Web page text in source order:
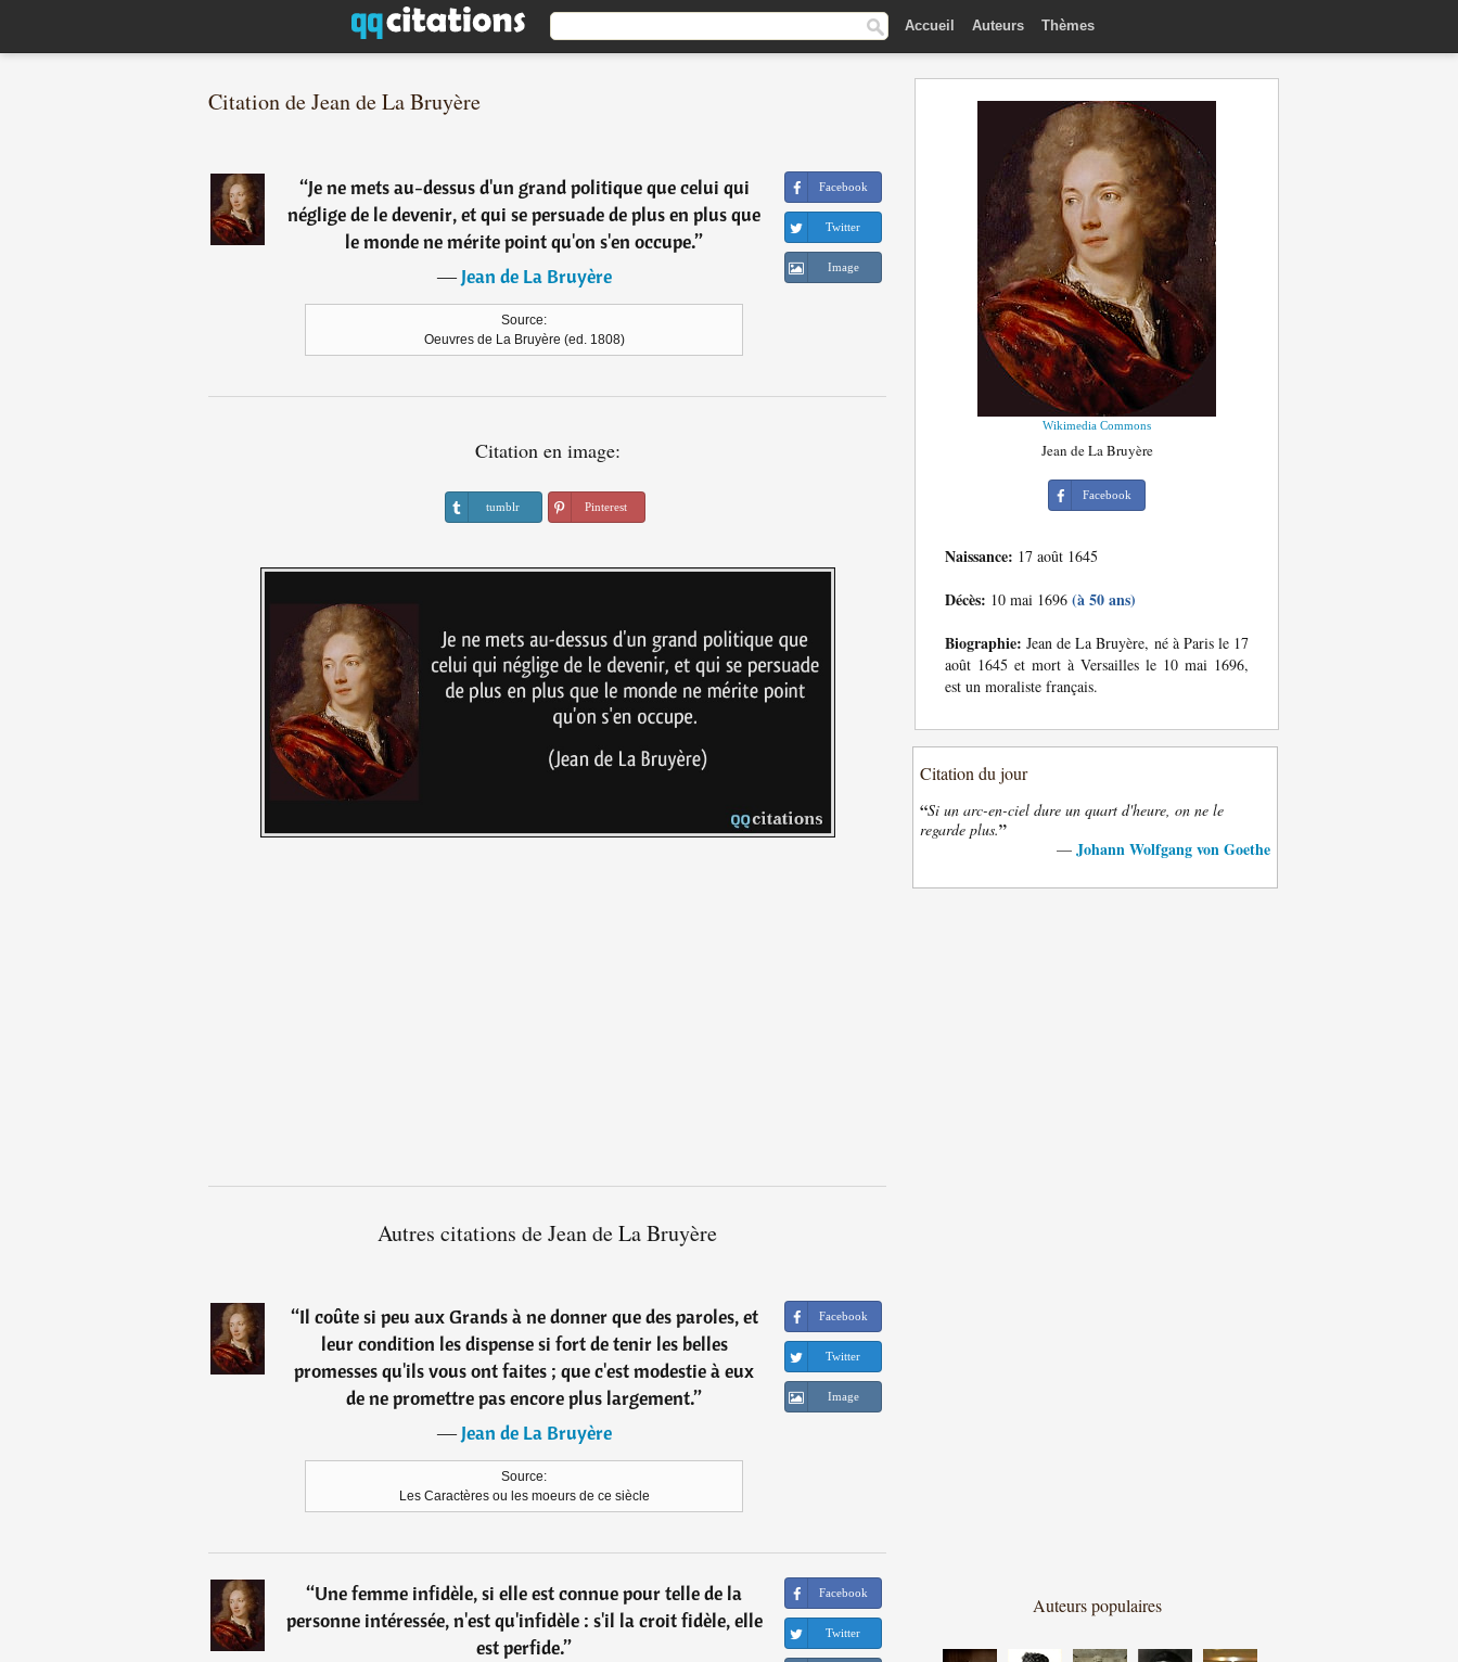
Accueil Auteurs Thèmes
Citation de Jean de La Bruyère
“Je ne mets au-dessus d'un grand politique que celui qui
néglige de le devenir, et qui se persuade de plus en plus que
le monde ne mérite point qu'on s'en occupe.”
―Jean de La Bruyère
Source:
Oeuvres de La Bruyère (ed. 1808)
Facebook
Twitter
Image
Citation en image:
tumblr Pinterest
Autres citations de Jean de La Bruyère
“Il coûte si peu aux Grands à ne donner que des paroles, et
leur condition les dispense si fort de tenir les belles
promesses qu'ils vous ont faites ; que c'est modestie à eux
de ne promettre pas encore plus largement.”
―Jean de La Bruyère
Source:
Les Caractères ou les moeurs de ce siècle
Facebook
Twitter
Image
“Une femme infidèle, si elle est connue pour telle de la
personne intéressée, n'est qu'infidèle : s'il la croit fidèle, elle
est perfide.”
Facebook
Twitter
Wikimedia Commons
Jean de La Bruyère
Facebook
Naissance: 17 août 1645
Décès: 10 mai 1696 (à 50 ans)
Biographie: Jean de La Bruyère, né à Paris le 17
août 1645 et mort à Versailles le 10 mai 1696,
est un moraliste français.
Citation du jour
“Si un arc-en-ciel dure un quart d'heure, on ne le
regarde plus.”
— Johann Wolfgang von Goethe
Auteurs populaires